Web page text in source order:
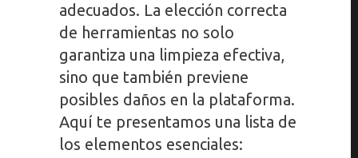
adecuados. La elección correcta
de herramientas no solo
garantiza una limpieza efectiva,
sino que también previene
posibles daños en la plataforma.
Aquí te presentamos una lista de
los elementos esenciales: